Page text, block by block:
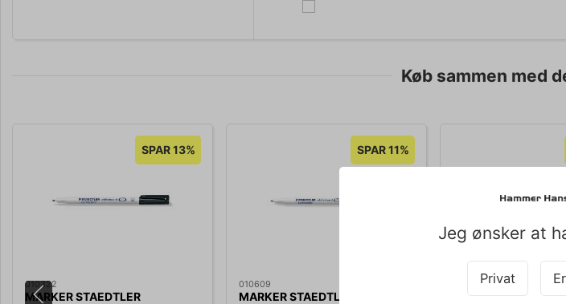
Jeg ønsker at
Privat
Køb sammen med
SPAR 13%
010322
MARKER STAEDTLER
SPAR 11%
010609
MARKER STAEDTLER
010348
MARKER